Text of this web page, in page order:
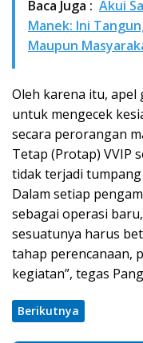
Baca Juga : Akui
Manek: Ini
Maupun
Oleh karena itu, apel
untuk mengecek
secara perorangan
Tetap (Protap) VVIP
tidak terjadi
Dalam setiap
sebagai operasi
sesuatunya harus
tahap perencanaan,
kegiatan”, tegas
Berikutnya